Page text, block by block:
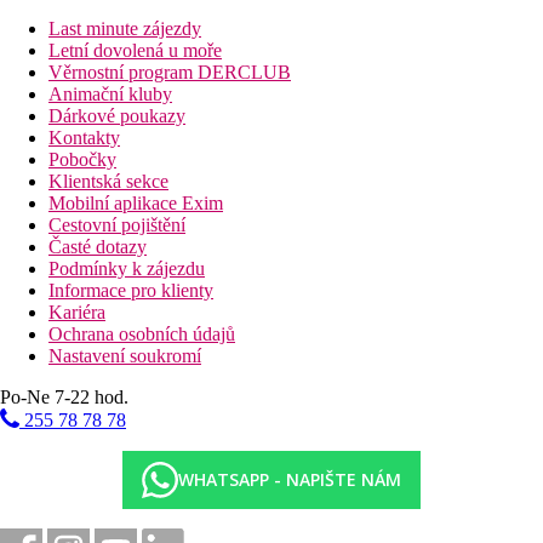
Last minute zájezdy
Letní dovolená u moře
Věrnostní program DERCLUB
Animační kluby
Dárkové poukazy
Kontakty
Pobočky
Klientská sekce
Mobilní aplikace Exim
Cestovní pojištění
Časté dotazy
Podmínky k zájezdu
Informace pro klienty
Kariéra
Ochrana osobních údajů
Nastavení soukromí
Po-Ne 7-22 hod.
255 78 78 78
WHATSAPP - NAPIŠTE NÁM